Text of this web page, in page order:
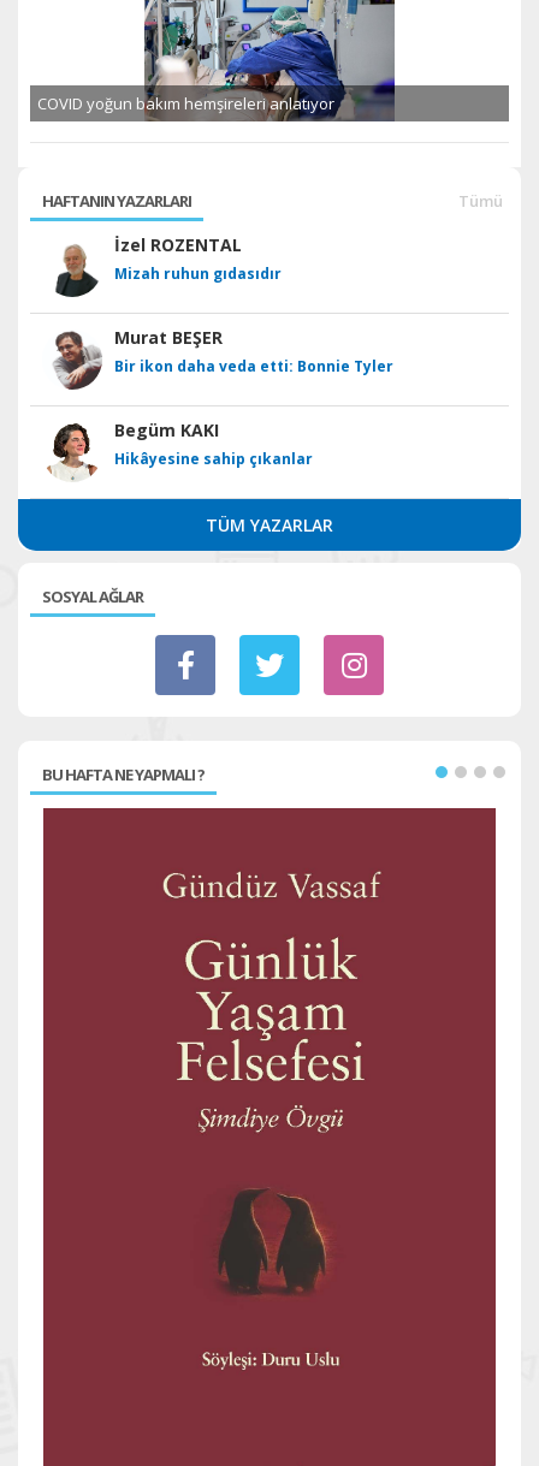
COVID yoğun bakım hemşireleri anlatıyor
HAFTANIN YAZARLARI Tümü
İzel ROZENTAL
Mizah ruhun gıdasıdır
Murat BEŞER
Bir ikon daha veda etti: Bonnie Tyler
Begüm KAKI
Hikâyesine sahip çıkanlar
TÜM YAZARLAR
SOSYAL AĞLAR
BU HAFTA NE YAPMALI ?